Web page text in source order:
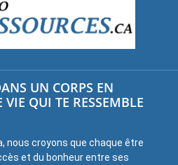
UN CORPS EN
QUI TE RESSEMBLE
nous croyons que chaque être
et du bonheur entre ses